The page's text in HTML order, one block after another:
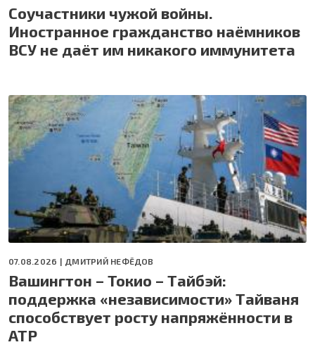
Соучастники чужой войны.
Иностранное гражданство наёмников
ВСУ не даёт им никакого иммунитета
07.08.2026 | ДМИТРИЙ НЕФЁДОВ
Вашингтон – Токио – Тайбэй:
поддержка «независимости» Тайваня
способствует росту напряжённости в
АТР